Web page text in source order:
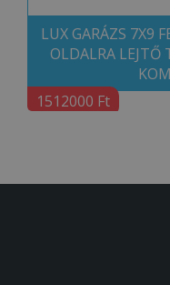
LUX GARÁZS 7X9
OLDALRA LEJTŐ
1512000 Ft